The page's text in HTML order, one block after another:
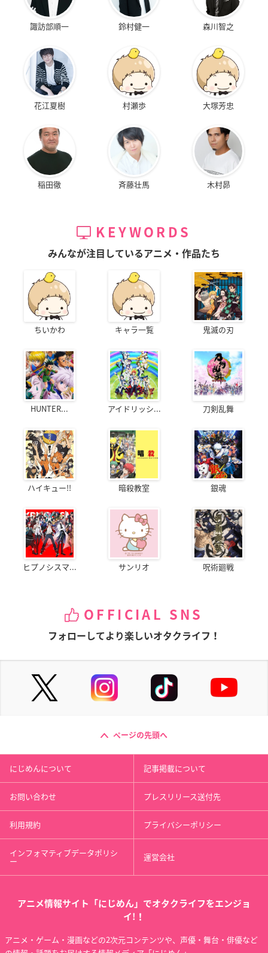
諏訪部順一 鈴村健一 森川智之
花江夏樹 村瀬歩 大塚芳忠
稲田徹 斉藤壮馬 木村昴
KEYWORDS
みんなが注目しているアニメ・作品たち
ちいかわ キャラ一覧 鬼滅の刃
HUNTER... アイドリッシ... 刀剣乱舞
ハイキュー!! 暗殺教室 銀魂
ヒプノシスマ... サンリオ 呪術廻戦
OFFICIAL SNS
フォローしてより楽しいオタクライフ！
ページの先頭へ
にじめんについて 記事掲載について
お問い合わせ プレスリリース送付先
利用規約 プライバシーポリシー
インフォマティブデータポリシ
ー 運営会社
アニメ情報サイト「にじめん」でオタクライフをエンジョ
イ!！
アニメ・ゲーム・漫画などの2次元コンテンツや、声優・舞台・俳優など